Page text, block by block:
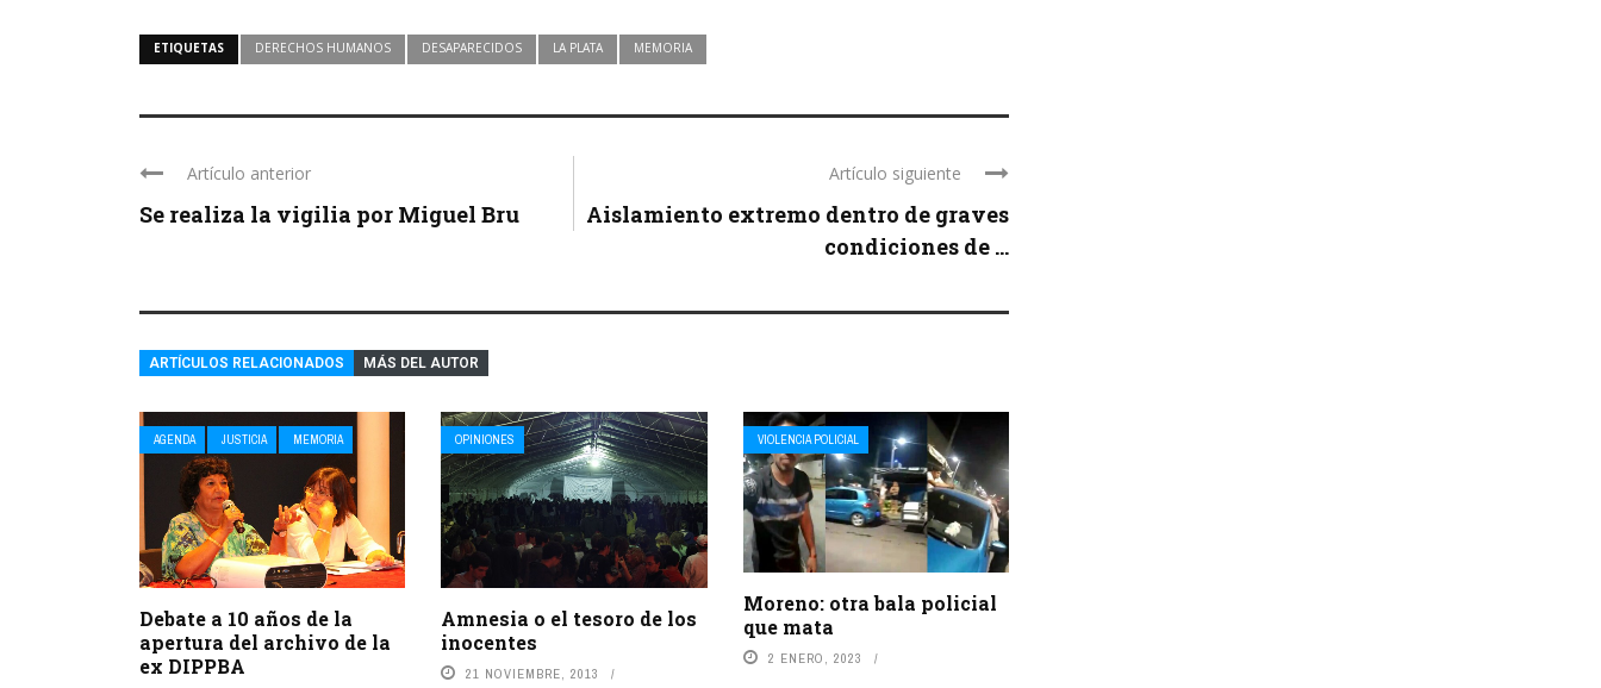
ETIQUETAS DERECHOS HUMANOS DESAPARECIDOS LA PLATA MEMORIA
Artículo anterior
Se realiza la vigilia por Miguel Bru
Artículo siguiente
Aislamiento extremo dentro de graves
condiciones de ...
ARTÍCULOS RELACIONADOS MÁS DEL AUTOR
AGENDA JUSTICIA MEMORIA
Debate a 10 años de la
apertura del archivo de la
ex DIPPBA
OPINIONES
Amnesia o el tesoro de los
inocentes
21 NOVIEMBRE, 2013
VIOLENCIA POLICIAL
Moreno: otra bala policial
que mata
2 ENERO, 2023